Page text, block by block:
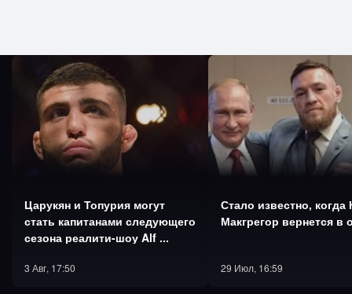
Ца­рукян и То­пурия мо­гут
стать ка­пита­нами сле­ду­юще­го
се­зона ре­али­ти-шоу Alf ...
3 Авг, 17:50
Ста­ло из­вест­но, ког­да
Макг­ре­гор вер­нется в
29 Июл, 16:59